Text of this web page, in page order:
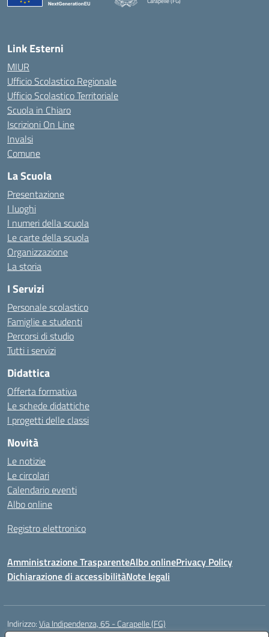
— Visita la pagina iniziale della scuola
Link Esterni
MIUR
Ufficio Scolastico Regionale
Ufficio Scolastico Territoriale
Scuola in Chiaro
Iscrizioni On Line
Invalsi
Comune
La Scuola
Presentazione
I luoghi
I numeri della scuola
Le carte della scuola
Organizzazione
La storia
I Servizi
Personale scolastico
Famiglie e studenti
Percorsi di studio
Tutti i servizi
Didattica
Offerta formativa
Le schede didattiche
I progetti delle classi
Novità
Le notizie
Le circolari
Calendario eventi
Albo online
Registro elettronico
Amministrazione TrasparenteAlbo onlinePrivacy Policy
Dichiarazione di accessibilitàNote legali
Indirizzo:Via Indipendenza, 65 - Carapelle (FG)